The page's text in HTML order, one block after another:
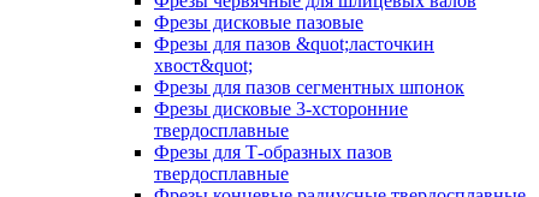
Фрезы дисковые пазовые
Фрезы для пазов &quot;ласточкин
хвост&quot;
Фрезы для пазов сегментных шпонок
Фрезы дисковые 3-хсторонние
твердосплавные
Фрезы для Т-образных пазов
твердосплавные